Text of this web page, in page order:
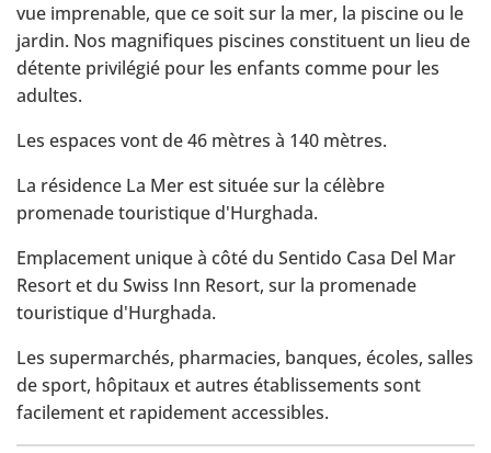
vue imprenable, que ce soit sur la mer, la piscine ou le
jardin. Nos magnifiques piscines constituent un lieu de
détente privilégié pour les enfants comme pour les
adultes.
Les espaces vont de 46 mètres à 140 mètres.
La résidence La Mer est située sur la célèbre
promenade touristique d'Hurghada.
Emplacement unique à côté du Sentido Casa Del Mar
Resort et du Swiss Inn Resort, sur la promenade
touristique d'Hurghada.
Les supermarchés, pharmacies, banques, écoles, salles
de sport, hôpitaux et autres établissements sont
facilement et rapidement accessibles.